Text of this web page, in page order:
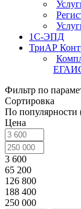
1С-ЭПД
ТриАР
Фильтр по
Сортировка
По популярности
Цена
3 600
65 200
126 800
188 400
250 000